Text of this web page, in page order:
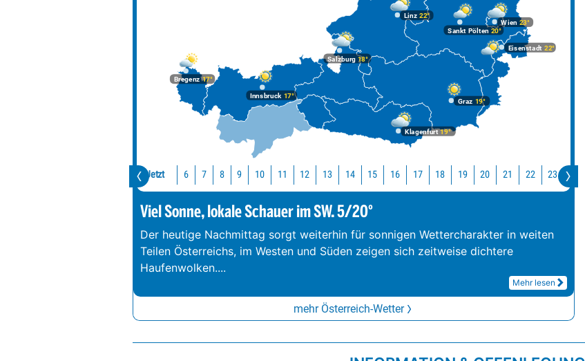
Bregenz17°
Graz 19°
Innsbruck17°
Klagenfurt19°
Linz 22°
Salzburg18°
Wien 23°
Eisenstadt 22°
Sankt Pölten 20°
Jetzt 14 16 17 19 22 23
Viel Sonne, lokale Schauer im SW. 5/20°
Der heutige Nachmittag sorgt weiterhin für sonnigen Wettercharakter in weiten
Teilen Österreichs, im Westen und Süden zeigen sich zeitweise dichtere
Haufenwolken....
Mehr lesen
mehr Österreich-Wetter